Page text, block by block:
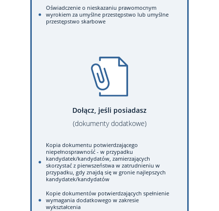
Oświadczenie o nieskazaniu prawomocnym
wyrokiem za umyślne przestępstwo lub umyślne
przestępstwo skarbowe
Dołącz, jeśli posiadasz
(dokumenty dodatkowe)
Kopia dokumentu potwierdzającego
niepełnosprawność - w przypadku
kandydatek/kandydatów, zamierzających
skorzystać z pierwszeństwa w zatrudnieniu w
przypadku, gdy znajdą się w gronie najlepszych
kandydatek/kandydatów
Kopie dokumentów potwierdzających spełnienie
wymagania dodatkowego w zakresie
wykształcenia